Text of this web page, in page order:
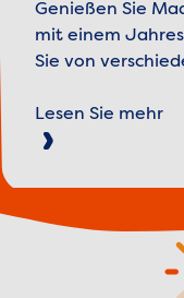
Genießen Sie
mit einem
Sie von
Lesen Sie mehr
Weather